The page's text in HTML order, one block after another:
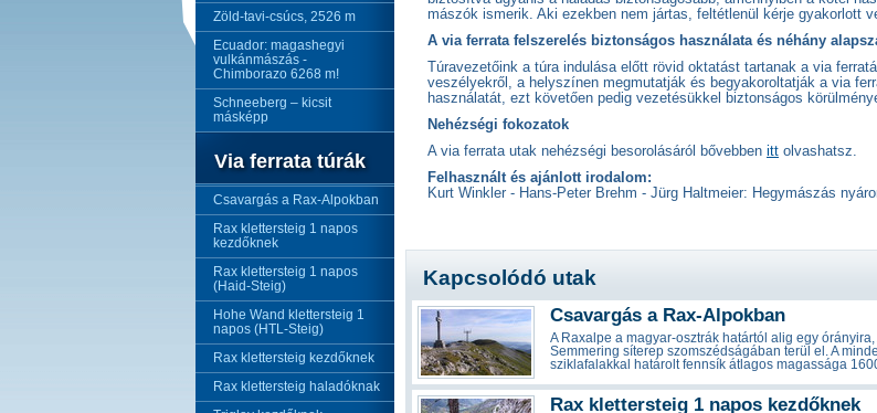
Zöld-tavi-csúcs, 2526 m
Ecuador: magashegyi
vulkánmászás -
Chimborazo 6268 m!
Schneeberg – kicsit
másképp
Via ferrata túrák
Csavargás a Rax-Alpokban
Rax klettersteig 1 napos
kezdőknek
Rax klettersteig 1 napos
(Haid-Steig)
Hohe Wand klettersteig 1
napos (HTL-Steig)
Rax klettersteig kezdőknek
Rax klettersteig haladóknak
mászók ismerik. Aki ezekben nem jártas, feltétlenül kérje gyakorlott
A via ferrata felszerelés biztonságos használata és néhány
Túravezetőink a túra indulása előtt rövid oktatást tartanak a via
veszélyekről, a helyszínen megmutatják és begyakoroltatják a via
használatát, ezt követően pedig vezetésükkel biztonságos
Nehézségi fokozatok
A via ferrata utak nehézségi besorolásáról bővebben itt olvashatsz.
Felhasznált és ajánlott irodalom:
Kurt Winkler - Hans-Peter Brehm - Jürg Haltmeier: Hegymászás
Kapcsolódó utak
Csavargás a Rax-Alpokban
A Raxalpe a magyar-osztrák határtól alig egy
Semmering síterep szomszédságában terül el. A
sziklafalakkal határolt fennsík átlagos magassága
Rax klettersteig 1 napos kezdőknek